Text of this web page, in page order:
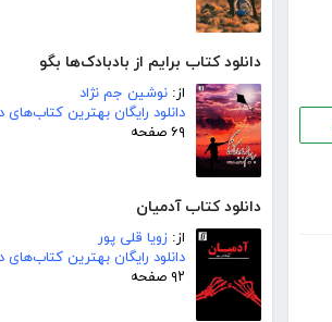
دانلود کتاب برایم از بادبادک‌ها بگو
از: نوشین جم نژاد
دانلود رایگان بهترین کتاب‌های
۶۹ صفحه
دانلود کتاب آدمیان
از: زویا قلی پور
دانلود رایگان بهترین کتاب‌های
۹۲ صفحه